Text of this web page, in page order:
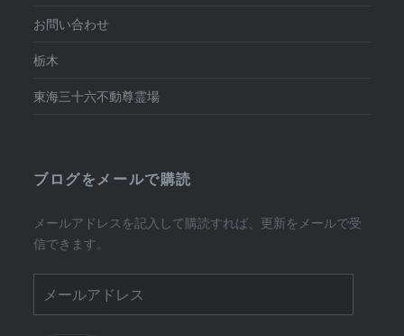
お問い合わせ
栃木
東海三十六不動尊霊場
ブログをメールで購読
メールアドレスを記入して購読すれば、更新をメールで受
信できます。
ー